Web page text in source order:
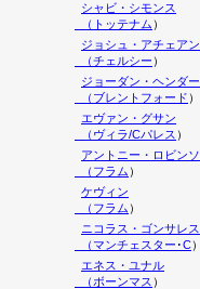
シャビ・シモンス
（ トッテナム）
ジョシュ・アチェア
（チェルシー）
ジョーダン・ヘンダ
（ブレントフォード）
エヴァン・グサン
（ヴィラ/Cパレス ）
アントニー・ロビン
（フラム）
ケヴィン
（フラム）
ニコラス・ゴンサレス
（マンチェスター･C）
エネス・ユナル
（ボーンマス ）